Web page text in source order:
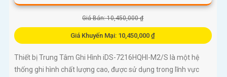
Giá Bán: 10,450,000 ₫
Giá Khuyến Mại: 10,450,000 ₫
Thiết bị Trung Tâm Ghi Hình iDS-7216HQHI-M2/S là một hệ
thống ghi hình chất lượng cao, được sử dụng trong lĩnh vực